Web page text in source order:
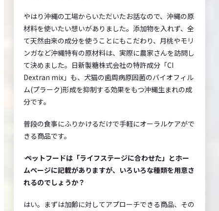
やはり沖縄の工場からいただいたお話なので、沖縄の原
材料を使いたい想いがありました。添加物を入れず、全
て天然由来の成分を使うことにもこだわり、月桃やモリ
ンガなど沖縄特有の原材料は、実際に農家さんを訪問し
て決めました。日新製糖株式会社の特許成分「CI
Dextran mix」も、犬猫の歯周病原因菌のバイオフィル
ム(プラーク)形成を抑制する効果をもつ沖縄生まれの成
分です。
普段の食事にふりかけるだけで手軽にオーラルケアがで
きる商品です。
―― ペットフードは「ライフステージに合わせた」とホー
ムページに記載がありますが、いろいろな種類を用意さ
れるのでしょうか？
はい。まずは加齢に対してアプローチできる商品、その